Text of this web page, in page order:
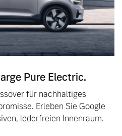
Pure Electric.
für nachhaltiges
Erleben Sie Google
lederfreien Innenraum.